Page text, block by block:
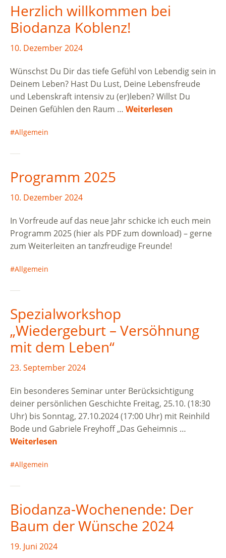
Herzlich willkommen bei
Biodanza Koblenz!
10. Dezember 2024
Wünschst Du Dir das tiefe Gefühl von Lebendig sein in
Deinem Leben? Hast Du Lust, Deine Lebensfreude
und Lebenskraft intensiv zu (er)leben? Willst Du
Deinen Gefühlen den Raum … Weiterlesen
Allgemein
Programm 2025
10. Dezember 2024
In Vorfreude auf das neue Jahr schicke ich euch mein
Programm 2025 (hier als PDF zum download) – gerne
zum Weiterleiten an tanzfreudige Freunde!
Allgemein
Spezialworkshop
„Wiedergeburt – Versöhnung
mit dem Leben“
23. September 2024
Ein besonderes Seminar unter Berücksichtigung
deiner persönlichen Geschichte Freitag, 25.10. (18:30
Uhr) bis Sonntag, 27.10.2024 (17:00 Uhr) mit Reinhild
Bode und Gabriele Freyhoff „Das Geheimnis …
Weiterlesen
Allgemein
Biodanza-Wochenende: Der
Baum der Wünsche 2024
19. Juni 2024